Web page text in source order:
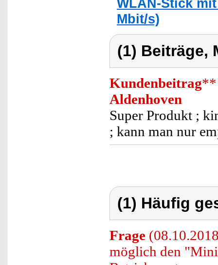
WLAN-Stick
Mbit/s)
(1) Beiträge,
Kundenbeitrag**
Aldenhoven
Super Produkt ;
; kann man nur
(1) Häufig
Frage
möglich den